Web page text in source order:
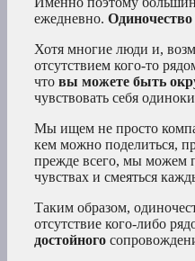
ежедневно. Одиночество
Хотя многие люди и,
отсутствием кого-то
что вы можете быть
чувствовать себя
Мы ищем не просто
кем можно поделиться,
прежде всего, мы можем
чувствах и смеяться
Таким образом,
отсутствие кого-либо
достойного